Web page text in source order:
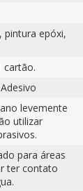
pintura epóxi,
cartão.
levemente
utilizar
para áreas
ter contato